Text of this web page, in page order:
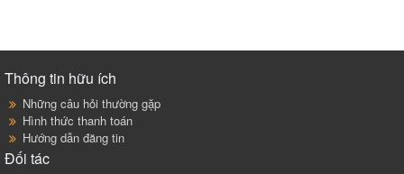
Thông tin hữu ích
Những câu hỏi thường gặp
Hình thức thanh toán
Hướng dẫn đăng tin
Đối tác